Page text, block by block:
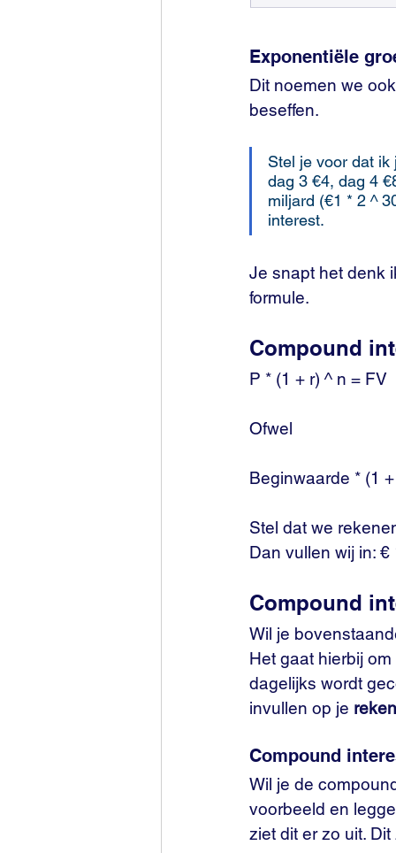
Exponentiële
Dit noemen we
beseffen.
Stel je voor dat
dag 3 €4, dag 4
miljard (€1 * 2 ^
interest.
Je snapt het denk
formule.
Compound
P * (1 + r) ^ n = FV
Ofwel
Beginwaarde * (1
Stel dat we
Dan vullen wij in:
Compound
Wil je
Het gaat hierbij
dagelijks wordt
invullen op je
Compound
Wil je de
voorbeeld en
ziet dit er zo uit.